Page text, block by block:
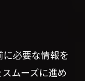
必要な情報を
ムーズに進め